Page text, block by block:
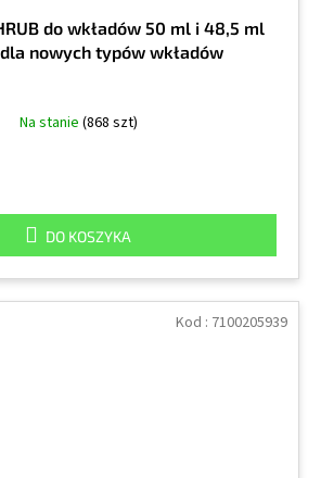
do wkładów 50 ml i 48,5 ml
dla nowych typów wkładów
Na stanie (868 szt)
DO KOSZYKA
Kod : 7100205939